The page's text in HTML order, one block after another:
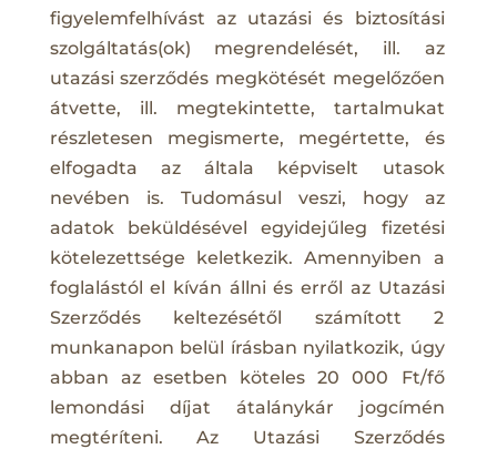
figyelemfelhívást az utazási és biztosítási
szolgáltatás(ok) megrendelését, ill. az
utazási szerződés megkötését megelőzően
átvette, ill. megtekintette, tartalmukat
részletesen megismerte, megértette, és
elfogadta az általa képviselt utasok
nevében is. Tudomásul veszi, hogy az
adatok beküldésével egyidejűleg fizetési
kötelezettsége keletkezik. Amennyiben a
foglalástól el kíván állni és erről az Utazási
Szerződés keltezésétől számított 2
munkanapon belül írásban nyilatkozik, úgy
abban az esetben köteles 20 000 Ft/fő
lemondási díjat átalánykár jogcímén
megtéríteni. Az Utazási Szerződés